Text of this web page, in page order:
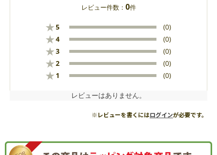
レビュー件数： 0件
★5 (0)
★4 (0)
★3 (0)
★2 (0)
★ 1 (0)
レビューはありません。
※レビューを書くにはログインが必要です。